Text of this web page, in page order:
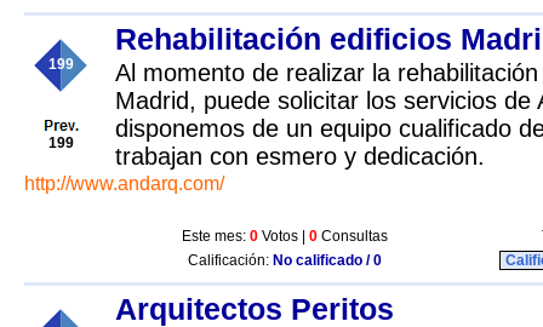
199
199
Rehabilitación edificios
Al momento de realizar la
Madrid, puede solicitar los servicios de
disponemos de un equipo cualificado
trabajan con esmero y dedicación.
http://www.andarq.com/
Este mes: 0 Votos | 0 Consultas
Calificación: No calificado / 0
Arquitectos Peritos